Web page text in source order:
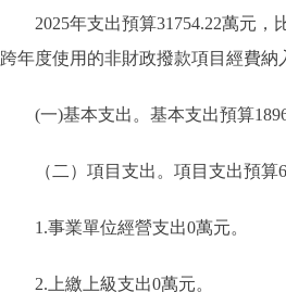
2025年支出預算31754.22萬元，比
跨年度使用的非財政撥款項目經費納
(一)基本支出。基本支出預算
（二）項目支出。項目支出預算
1.事業單位經營支出0萬元。
2.上繳上級支出0萬元。